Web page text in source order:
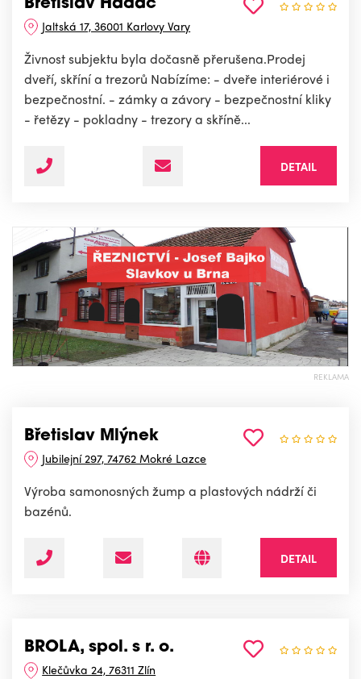
Břetislav Hadač
Jaltská 17, 36001 Karlovy Vary
Živnost subjektu byla dočasně přerušena.Prodej
dveří, skříní a trezorů Nabízíme: - dveře interiérové i
bezpečnostní. - zámky a závory - bezpečnostní kliky
- řetězy - pokladny - trezory a skříně...
DETAIL
REKLAMA
Břetislav Mlýnek
Jubilejní 297, 74762 Mokré Lazce
Výroba samonosných žump a plastových nádrží či
bazénů.
DETAIL
BROLA, spol. s r. o.
Klečůvka 24, 76311 Zlín